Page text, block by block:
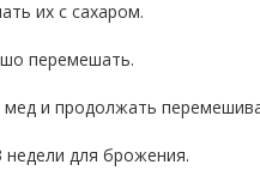
их с сахаром.
перемешать.
и продолжать
недели для брожения.